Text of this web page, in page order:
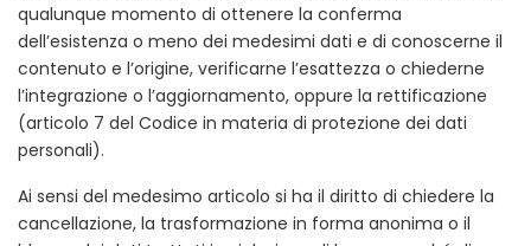
qualunque momento di ottenere la conferma
dell’esistenza o meno dei medesimi dati e di conoscerne il
contenuto e l’origine, verificarne l’esattezza o chiederne
l’integrazione o l’aggiornamento, oppure la rettificazione
(articolo 7 del Codice in materia di protezione dei dati
personali).
Ai sensi del medesimo articolo si ha il diritto di chiedere la
cancellazione, la trasformazione in forma anonima o il